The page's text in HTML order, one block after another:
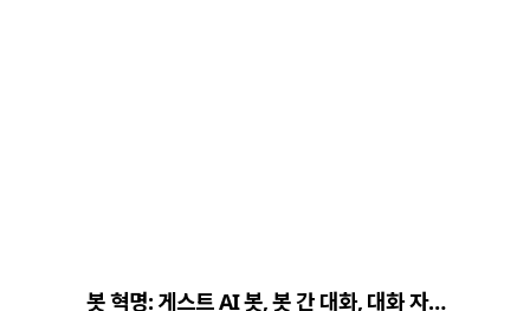
봇 혁명: 게스트 AI 봇, 봇 간 대화, 대화 자…